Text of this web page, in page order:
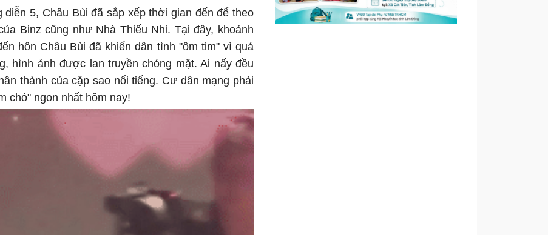
5, Châu Bùi đã sắp xếp thời gian đến để theo
Binz cũng như Nhà Thiếu Nhi. Tại đây, khoảnh
hôn Châu Bùi đã khiến dân tình "ôm tim" vì quá
hình ảnh được lan truyền chóng mặt. Ai nấy đều
thành của cặp sao nổi tiếng. Cư dân mạng phải
chó" ngon nhất hôm nay!